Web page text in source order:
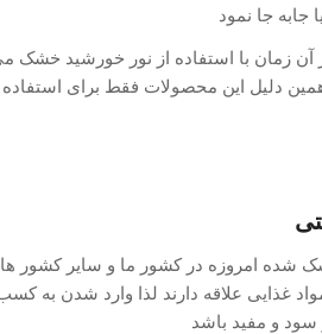
جابه جا نمود
آن زمان با استفاده از نور خورشید
همین دلیل این محصولات فقط برای
شده امروزه در کشور ما و سایر کشور
غذایی علاقه دارند لذا وارد شدن به
سود و مفید باشد